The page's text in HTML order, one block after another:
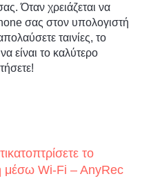
Όταν χρειάζεται να
σας στον υπολογιστή
ταινίες, το
είναι το καλύτερο
το
μέσω Wi-Fi – AnyRec